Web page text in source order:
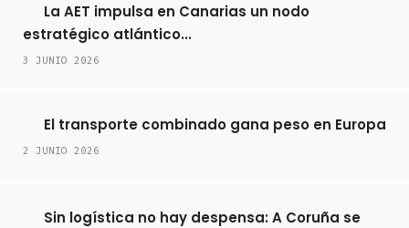
La AET impulsa en Canarias un nodo
estratégico atlántico...
3 JUNIO 2026
El transporte combinado gana peso en Europa
2 JUNIO 2026
Sin logística no hay despensa: A Coruña se